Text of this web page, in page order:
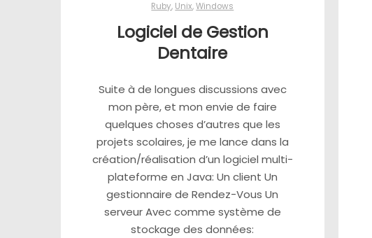
Ruby, Unix,Windows
Logiciel de Gestion
Dentaire
Suite à de longues discussions avec
mon père, et mon envie de faire
quelques choses d’autres que les
projets scolaires, je me lance dans la
création/réalisation d’un logiciel multi-
plateforme en Java: Un client Un
gestionnaire de Rendez-Vous Un
serveur Avec comme système de
stockage des données: